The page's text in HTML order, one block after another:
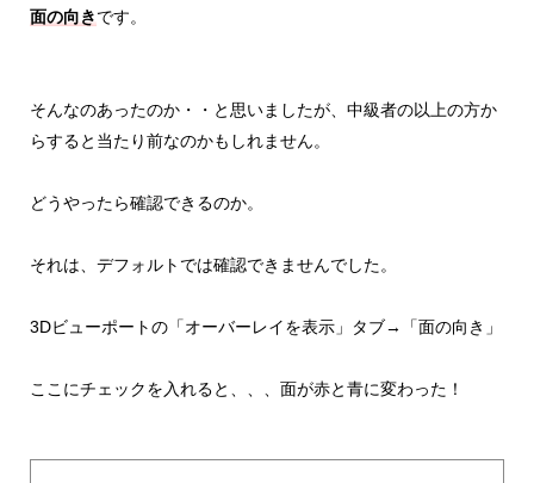
面の向きです。
そんなのあったのか・・と思いましたが、中級者の以上の方か
らすると当たり前なのかもしれません。
どうやったら確認できるのか。
それは、デフォルトでは確認できませんでした。
3Dビューポートの「オーバーレイを表示」タブ→「面の向き」
ここにチェックを入れると、、、面が赤と青に変わった！